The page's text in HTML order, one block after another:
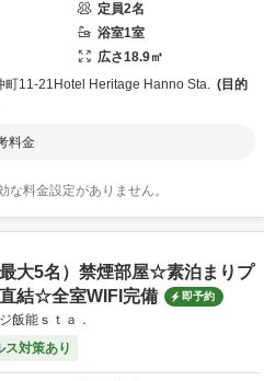
定員2名
浴室1室
広さ18.9㎡
町11-21 Hotel Heritage Hanno Sta.
目的
料金
な料金設定がありません。
大5名）禁煙部屋☆素泊まりプ
結☆全室WIFI完備
即予約
飯能ｓｔａ．
ス対策あり